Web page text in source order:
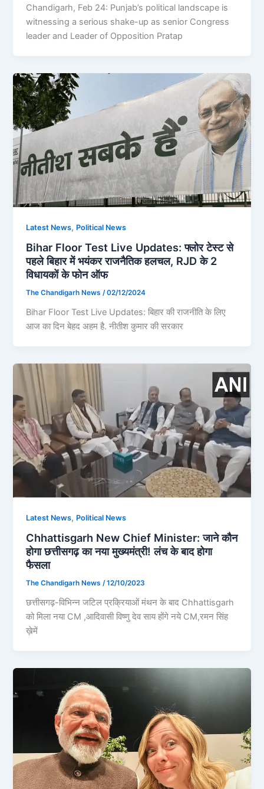
Chandigarh, Feb 24: Punjab’s political landscape is
witnessing a serious shake-up as senior Congress
leader and Leader of Opposition Pratap
Latest News, Political News
Bihar Floor Test Live Updates: फ्लोर टेस्ट से
पहले बिहार में भयंकर राजनैतिक हलचल, RJD के 2
विधायकों के फोन ऑफ
The Chandigarh News/02/12/2024
Bihar Floor Test Live Updates: बिहार की राजनीति के लिए
आज का दिन बेहद अहम है. नीतीश कुमार की सरकार
Latest News, Political News
Chhattisgarh New Chief Minister: जाने कौन
होगा छत्तीसगढ़ का नया मुख्यमंत्री! लंच के बाद होगा
फैसला
The Chandigarh News/12/10/2023
छत्तीसगढ़-विभिन्न जटिल प्रक्रियाओं मंथन के बाद Chhattisgarh
को मिला नया CM ,आदिवासी विष्णु देव साय होंगे नये CM,रमन सिंह
ख़ेमें